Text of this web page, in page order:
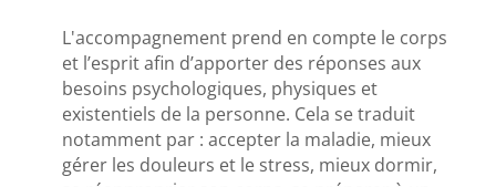
L'accompagnement prend en compte le corps
et l’esprit afin d’apporter des réponses aux
besoins psychologiques, physiques et
existentiels de la personne. Cela se traduit
notamment par : accepter la maladie, mieux
gérer les douleurs et le stress, mieux dormir,